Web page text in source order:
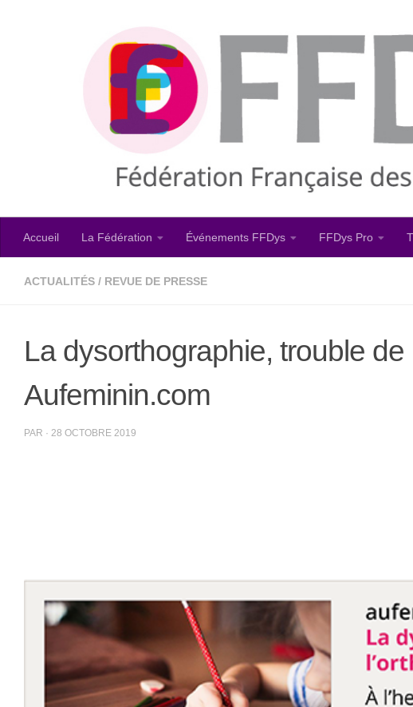
Accueil La Fédération Événements FFDys FFDys Pro
ACTUALITÉS / REVUE DE PRESSE
La dysorthographie, trouble
Aufeminin.com
PAR · 28 OCTOBRE 2019